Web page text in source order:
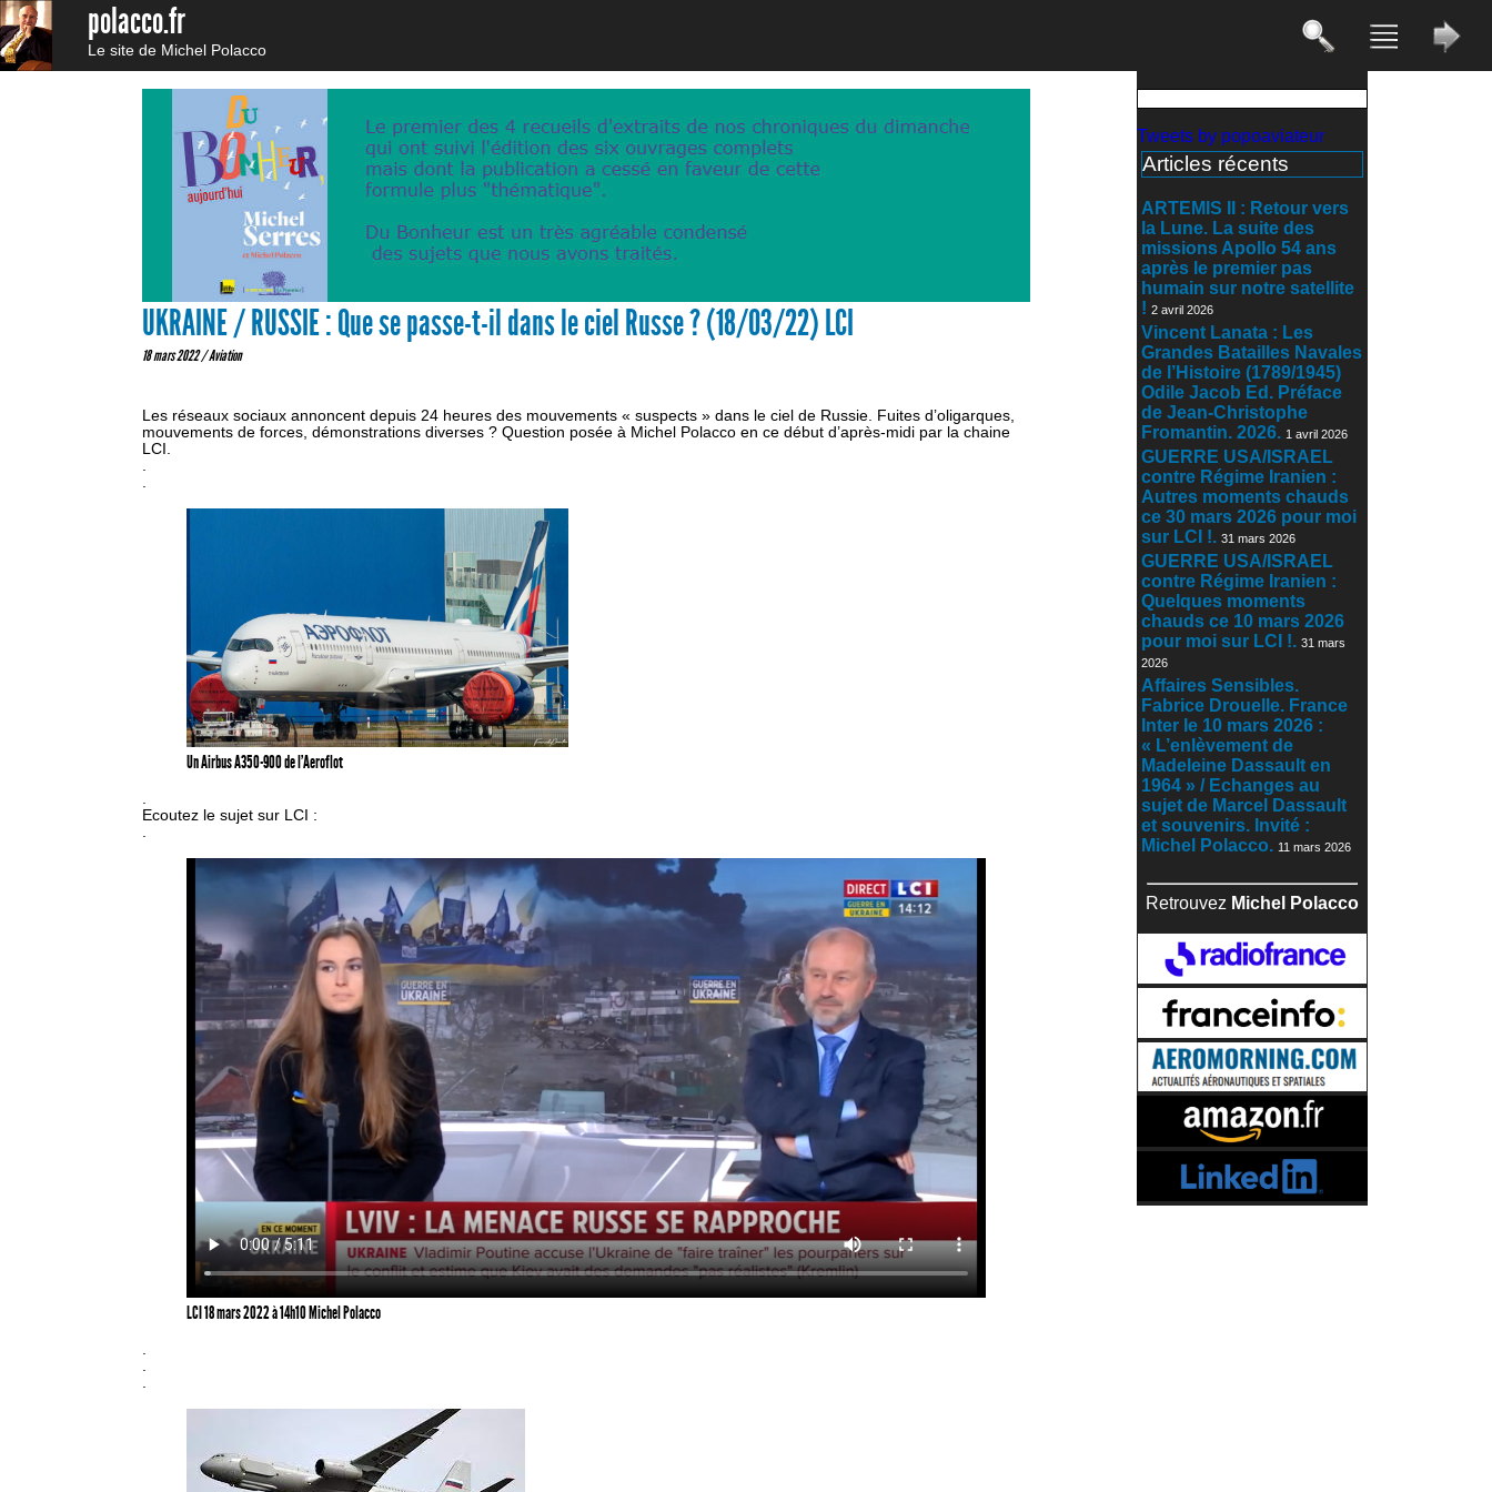
polacco.fr
Le site de Michel Polacco
Tweets by popoaviateur
Articles récents
ARTEMIS II : Retour vers
la Lune. La suite des
missions Apollo 54 ans
après le premier pas
humain sur notre satellite
! 2 avril 2026
Vincent Lanata : Les
Grandes Batailles Navales
de l’Histoire (1789/1945)
Odile Jacob Ed. Préface
de Jean-Christophe
Fromantin. 2026. 1 avril 2026
GUERRE USA/ISRAEL
contre Régime Iranien :
Autres moments chauds
ce 30 mars 2026 pour moi
sur LCI !. 31 mars 2026
GUERRE USA/ISRAEL
contre Régime Iranien :
Quelques moments
chauds ce 10 mars 2026
pour moi sur LCI !. 31 mars
2026
Affaires Sensibles.
Fabrice Drouelle. France
Inter le 10 mars 2026 :
« L’enlèvement de
Madeleine Dassault en
1964 » / Echanges au
sujet de Marcel Dassault
et souvenirs. Invité :
Michel Polacco. 11 mars 2026
Retrouvez Michel Polacco
UKRAINE / RUSSIE : Que se passe-t-il dans le ciel Russe ? (18/03/22) LCI
18 mars 2022 /Aviation
Les réseaux sociaux annoncent depuis 24 heures des mouvements « suspects » dans le ciel de Russie. Fuites d’oligarques,
mouvements de forces, démonstrations diverses ? Question posée à Michel Polacco en ce début d’après-midi par la chaine
LCI.
.
.
Un Airbus A350-900 de l’Aeroflot
.
Ecoutez le sujet sur LCI :
.
LCI 18 mars 2022 à 14h10 Michel Polacco